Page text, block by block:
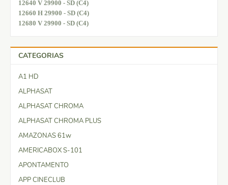
12640 V 29900 - SD (C4)
12660 H 29900 - SD (C4)
12680 V 29900 - SD (C4)
CATEGORIAS
A1 HD
ALPHASAT
ALPHASAT CHROMA
ALPHASAT CHROMA PLUS
AMAZONAS 61w
AMERICABOX S-101
APONTAMENTO
APP CINECLUB